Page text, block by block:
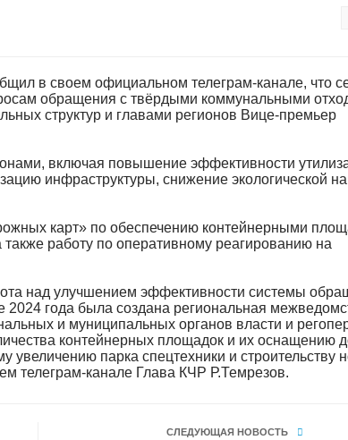
в своем официальном телеграм-канале, что
обращения с твёрдыми коммунальными
структур и главами регионов Вице-премьер
включая повышение эффективности
инфраструктуры, снижение экологической
карт» по обеспечению контейнерными
работу по оперативному реагированию на
над улучшением эффективности системы
года была создана региональная
и муниципальных органов власти и
контейнерных площадок и их оснащению
увеличению парка спецтехники и строительству
телеграм-канале Глава КЧР Р.Темрезов.
СЛЕДУЮЩАЯ НОВОСТЬ